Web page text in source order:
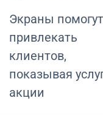
Экраны помогут
привлекать
клиентов,
показывая
акции